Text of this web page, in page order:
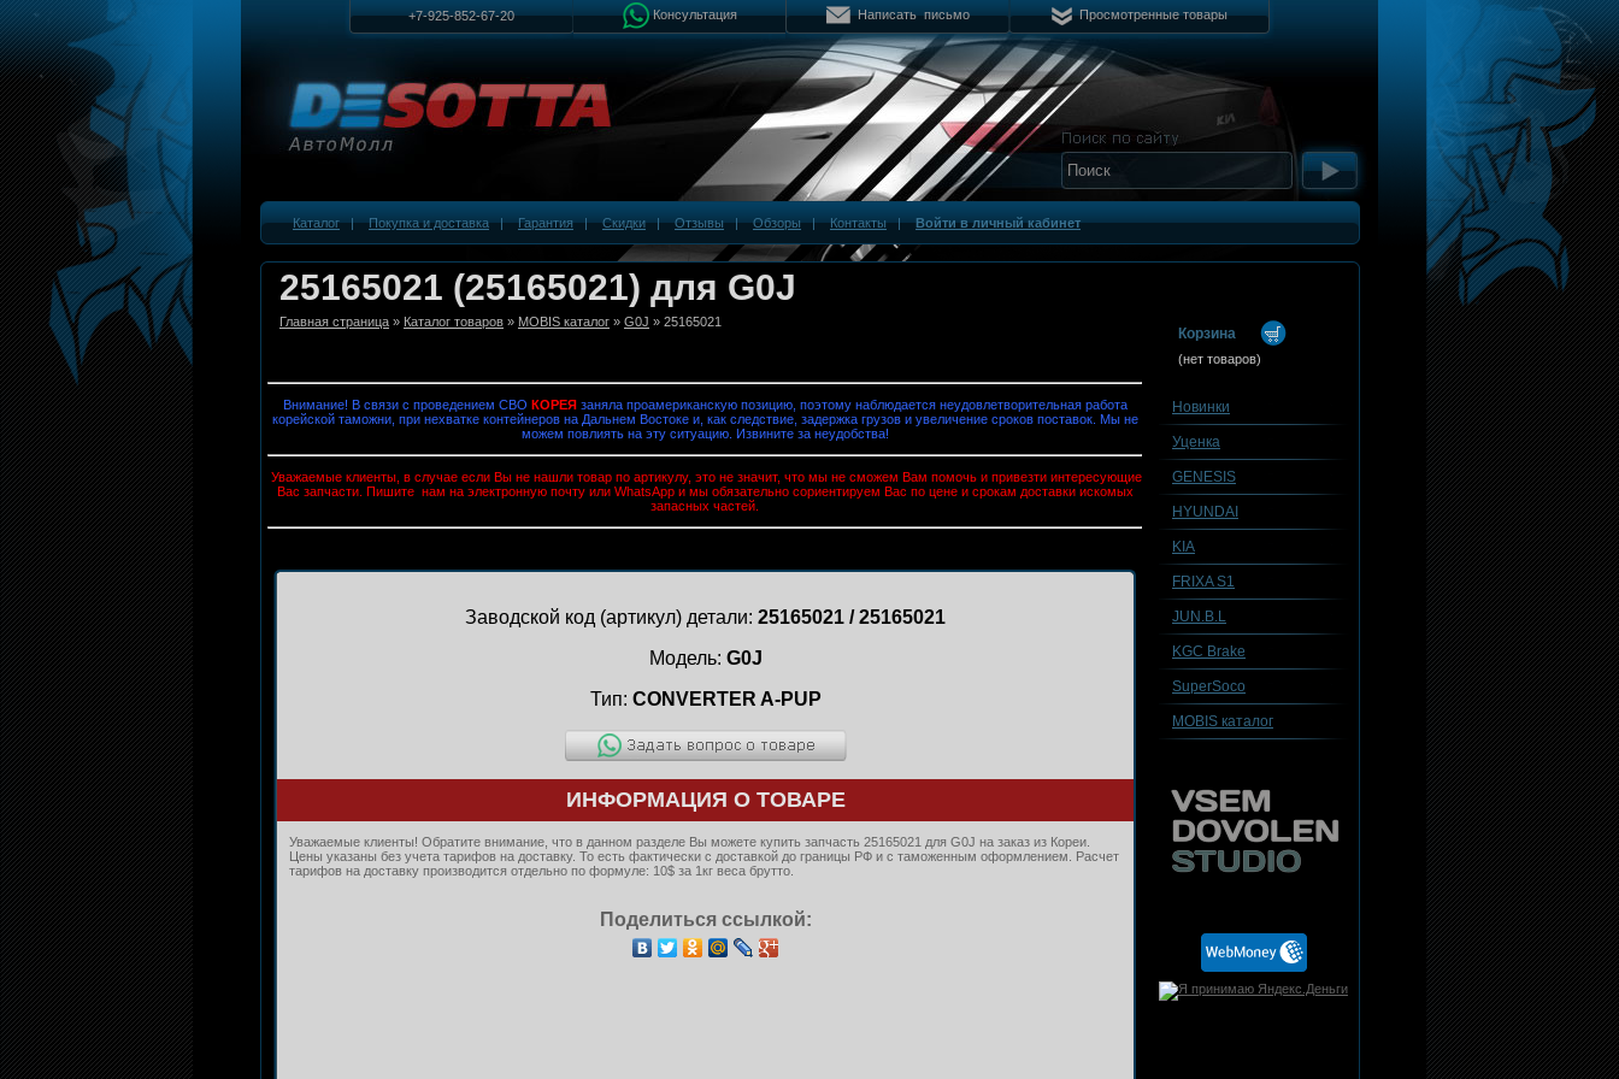
+7-925-852-67-20 Консультация Написать письмо Просмотренные товары
Каталог|Покупка и доставка|Гарантия|Скидки|Отзывы|Обзоры|Контакты|Войти в личный кабинет
25165021 (25165021) для G0J
Главная страница » Каталог товаров » MOBIS каталог » G0J » 25165021
Внимание! В связи с проведением СВО КОРЕЯзаняла проамериканскую позицию, поэтому наблюдается неудовлетворительная работа
корейской таможни, при нехватке контейнеров на Дальнем Востоке и, как следствие, задержка грузов и увеличение сроков поставок. Мы не
можем повлиять на эту ситуацию. Извините за неудобства!
Уважаемые клиенты, в случае если Вы не нашли товар по артикулу, это не значит, что мы не сможем Вам помочь и привезти интересующие
Вас запчасти. Пишите нам на электронную почту или WhatsApp и мы обязательно сориентируем Вас по цене и срокам доставки искомых
запасных частей.
Заводской код (артикул) детали: 25165021 / 25165021
Модель: G0J
Тип: CONVERTER A-PUP
ИНФОРМАЦИЯ О ТОВАРЕ
Уважаемые клиенты! Обратите внимание, что в данном разделе Вы можете купить запчасть 25165021 для G0J на заказ из Кореи.
Цены указаны без учета тарифов на доставку. То есть фактически с доставкой до границы РФ и с таможенным оформлением. Расчет
тарифов на доставку производится отдельно по формуле: 10$ за 1кг веса брутто.
Поделиться ссылкой:
Корзина
(нет товаров)
Новинки
Уценка
GENESIS
HYUNDAI
KIA
FRIXA S1
JUN.B.L
KGC Brake
SuperSoco
MOBIS каталог